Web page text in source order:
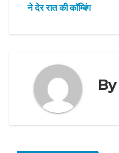
ने देर रात की कॉम्बिंग
By